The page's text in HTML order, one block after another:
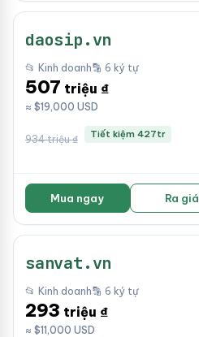
daosip.vn
📂 Kinh doanh🔡 6 ký tự
507 triệu ₫
≈ $19,000 USD
934 triệu ₫ Tiết kiệm 427tr
Mua ngay Ra giá
sanvat.vn
📂 Kinh doanh🔡 6 ký tự
293 triệu ₫
≈ $11,000 USD